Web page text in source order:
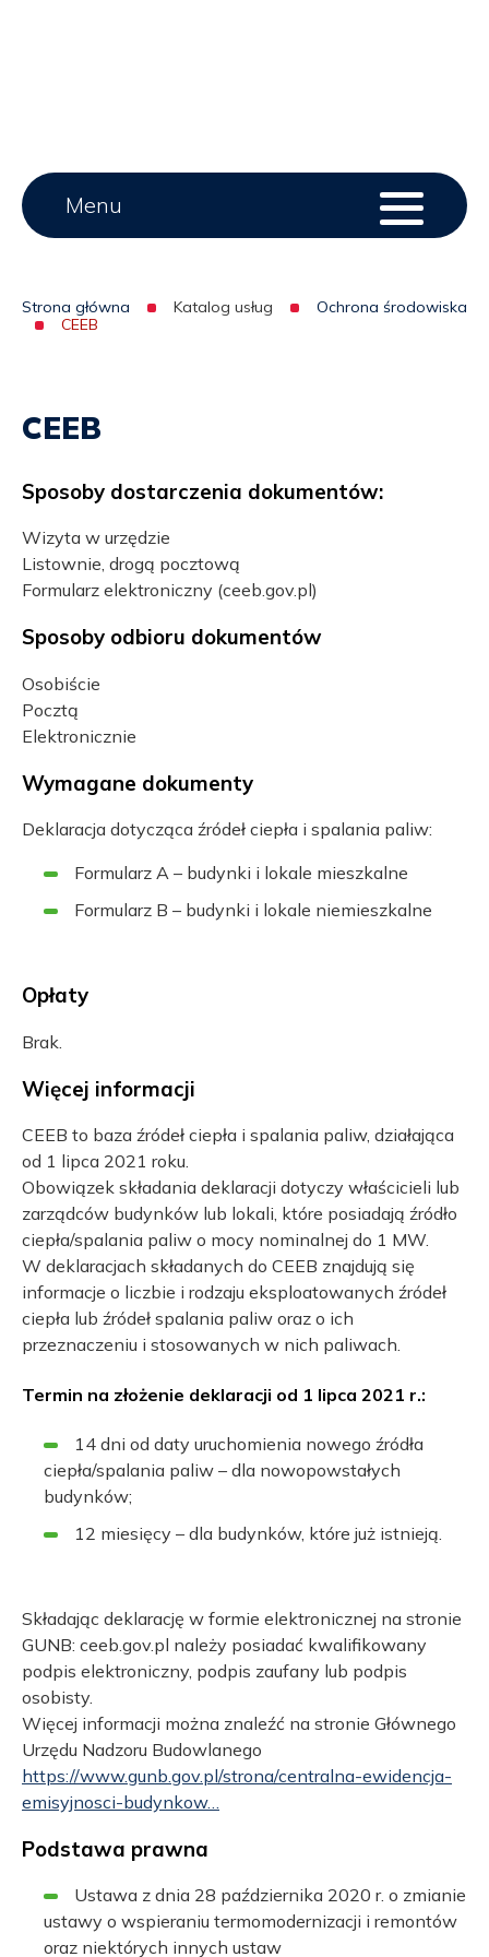
Menu
serwisu
Main
Menu
Ścieżka
Strona główna Katalog usług
Ochrona środowiska
CEEB
CEEB
Sposoby dostarczenia dokumentów:
Wizyta w urzędzie
Listownie, drogą pocztową
Formularz elektroniczny (ceeb.gov.pl)
Sposoby odbioru dokumentów
Osobiście
Pocztą
Elektronicznie
Wymagane dokumenty
Deklaracja dotycząca źródeł ciepła i spalania paliw:
Formularz A – budynki i lokale mieszkalne
Formularz B – budynki i lokale niemieszkalne
Opłaty
Brak.
Więcej informacji
CEEB to baza źródeł ciepła i spalania paliw, działająca
od 1 lipca 2021 roku.
Obowiązek składania deklaracji dotyczy właścicieli lub
zarządców budynków lub lokali, które posiadają źródło
ciepła/spalania paliw o mocy nominalnej do 1 MW.
W deklaracjach składanych do CEEB znajdują się
informacje o liczbie i rodzaju eksploatowanych źródeł
ciepła lub źródeł spalania paliw oraz o ich
przeznaczeniu i stosowanych w nich paliwach.
Termin na złożenie deklaracji od 1 lipca 2021 r.:
14 dni od daty uruchomienia nowego źródła
ciepła/spalania paliw – dla nowopowstałych
budynków;
12 miesięcy – dla budynków, które już istnieją.
Składając deklarację w formie elektronicznej na stronie
GUNB: ceeb.gov.pl należy posiadać kwalifikowany
podpis elektroniczny, podpis zaufany lub podpis
osobisty.
Więcej informacji można znaleźć na stronie Głównego
Urzędu Nadzoru Budowlanego
https://www.gunb.gov.pl/strona/centralna-ewidencja-
emisyjnosci-budynkow…
Podstawa prawna
Ustawa z dnia 28 października 2020 r. o zmianie
ustawy o wspieraniu termomodernizacji i remontów
oraz niektórych innych ustaw